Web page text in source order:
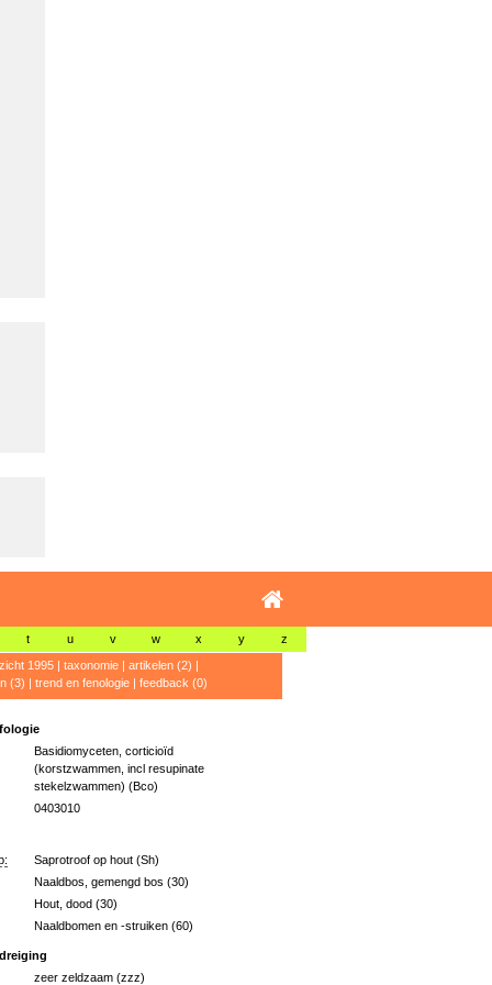
t u v w x y z
1995| taxonomie| artikelen (2) |
(3) | trend en fenologie| feedback (0)
Basidiomyceten, corticioïd
(korstzwammen, incl resupinate
stekelzwammen) (Bco)
0403010
Saprotroof op hout (Sh)
Naaldbos, gemengd bos (30)
Hout, dood (30)
Naaldbomen en -struiken (60)
zeer zeldzaam (zzz)